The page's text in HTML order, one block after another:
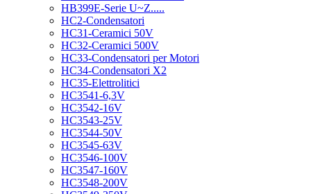
HB399E-Serie U~Z.....
HC2-Condensatori
HC31-Ceramici 50V
HC32-Ceramici 500V
HC33-Condensatori per Motori
HC34-Condensatori X2
HC35-Elettrolitici
HC3541-6,3V
HC3542-16V
HC3543-25V
HC3544-50V
HC3545-63V
HC3546-100V
HC3547-160V
HC3548-200V